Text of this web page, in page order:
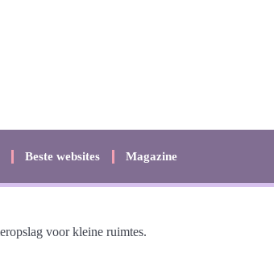
Beste websites Magazine
voor kleine ruimtes.